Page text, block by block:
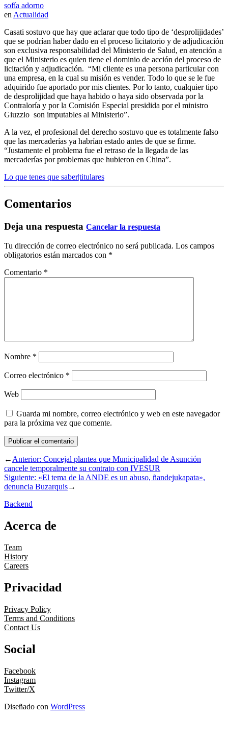
sofía adorno
en Actualidad
Casati sostuvo que hay que aclarar que todo tipo de ‘desprolijidades’
que se podrían haber dado en el proceso licitatorio y de adjudicación
son exclusiva responsabilidad del Ministerio de Salud, en atención a
que el Ministerio es quien tiene el dominio de acción del proceso de
licitación y adjudicación. “Mi cliente es una persona particular con
una empresa, en la cual su misión es vender. Todo lo que se le fue
adquirido fue aportado por mis clientes. Por lo tanto, cualquier tipo
de desprolijidad que haya habido o haya sido observada por la
Contraloría y por la Comisión Especial presidida por el ministro
Giuzzio son imputables al Ministerio”.
A la vez, el profesional del derecho sostuvo que es totalmente falso
que las mercaderías ya habrían estado antes de que se firme.
“Justamente el problema fue el retraso de la llegada de las
mercaderías por problemas que hubieron en China”.
Lo que tenes que saber|titulares
Comentarios
Deja una respuesta Cancelar la respuesta
Tu dirección de correo electrónico no será publicada. Los campos
obligatorios están marcados con *
Comentario *
Nombre *
Correo electrónico *
Web
Guarda mi nombre, correo electrónico y web en este navegador
para la próxima vez que comente.
←Anterior: Concejal plantea que Municipalidad de Asunción
cancele temporalmente su contrato con IVESUR
Siguiente: «El tema de la ANDE es un abuso, ñandejukapata»,
denuncia Buzarquis→
Backend
Acerca de
Team
History
Careers
Privacidad
Privacy Policy
Terms and Conditions
Contact Us
Social
Facebook
Instagram
Twitter/X
Diseñado con WordPress